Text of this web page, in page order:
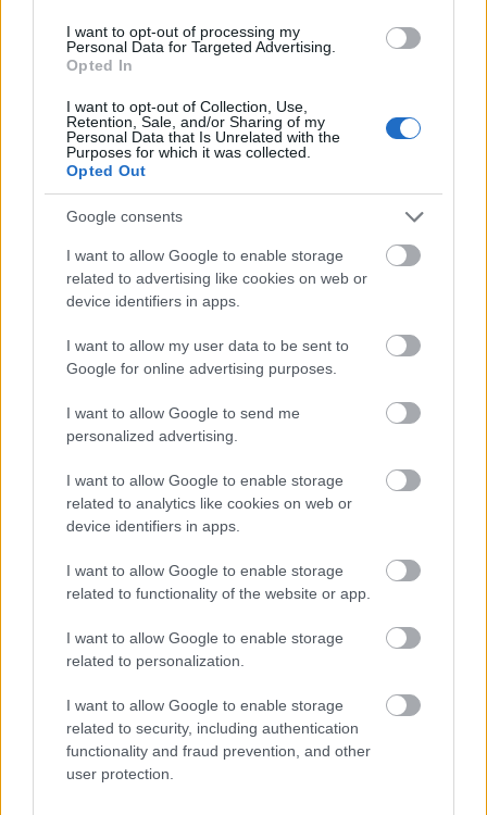
I want to opt-out of processing my
Personal Data for Targeted Advertising.
Opted In
I want to opt-out of Collection, Use,
Retention, Sale, and/or Sharing of my
Personal Data that Is Unrelated with the
Purposes for which it was collected.
Opted Out
Google consents
I want to allow Google to enable storage
related to advertising like cookies on web or
device identifiers in apps.
I want to allow my user data to be sent to
Google for online advertising purposes.
I want to allow Google to send me
personalized advertising.
I want to allow Google to enable storage
related to analytics like cookies on web or
device identifiers in apps.
I want to allow Google to enable storage
related to functionality of the website or app.
I want to allow Google to enable storage
related to personalization.
I want to allow Google to enable storage
related to security, including authentication
functionality and fraud prevention, and other
user protection.
Când vine vorba de angajament, îți place să îți iei
tot timpul din lume, cântărind fiecare opțiune și
simțind oamenii pentru cât timp îți dorești. Când îți
dai, în cele din urmă inima, nu ai niciun plan de
plecare. Balanța este semnul echilibrului, deci
primul lucru care dispare, când apar turbulențe
emoționale, este liniștea. O Balanță cu inima frântă
este o priveliște depresivă și necesită alinare de
urgență. Deși poate părea clișeu, timpul vindecă
toate rănile pentru Balanță. Dar în timp ce treci
prin proces, elimină toate semnele vizuale ale
fostului partener, care pot fi declanșatoare pentru
tine, ca semn orientat estetic. Răsfață-te cât îți
permite bugetul. Ești condus de Venus, planeta
frumuseții, în cele din urmă, așa că te poți răsfăța
cu tratamente de înfrumusețare pentru a te ajuta
să revii mai repede.
Nimic nu declanșează comportamente mai
Acesta este unul dintre motivele pentru care ești
reticent să te implici în prima fază: știi că odată ce
te-ai atașat, legătura devine mai profundă decât
rădăcinile copacilor. Ideea de a rupe o conexiune
pare literalmente ca și cum interiorul tău ar fi